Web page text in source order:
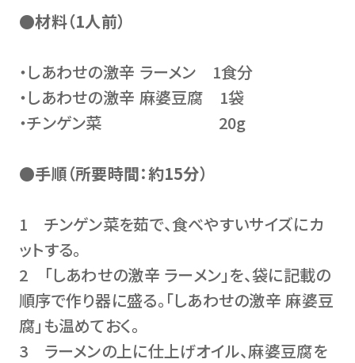
●材料（1人前）
・しあわせの激辛 ラーメン 1食分
・しあわせの激辛 麻婆豆腐 1袋
・チンゲン菜 20g
●手順（所要時間：約15分）
1 チンゲン菜を茹で、食べやすいサイズにカ
ットする。
2 「しあわせの激辛 ラーメン」を、袋に記載の
順序で作り器に盛る。「しあわせの激辛 麻婆豆
腐」も温めておく。
3 ラーメンの上に仕上げオイル、麻婆豆腐を